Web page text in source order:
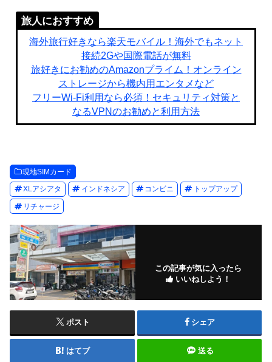
旅人におすすめ
海外旅行好きなら楽天モバイル！海外でもネット
接続2Gや国際電話が無料
旅好きにお勧めのAmazonプライム！オンライン
ストレージから機内用エンタメなど
フリーWi-Fi利用なら必須！セキュリティ対策と
なるVPNのお勧めと利用方法
現地SIMカード
XLアシアタ インドネシア コンビニ トップアップ
リチャージ
この記事が気に入ったら
いいねしよう！
ポスト シェア
はてブ 送る